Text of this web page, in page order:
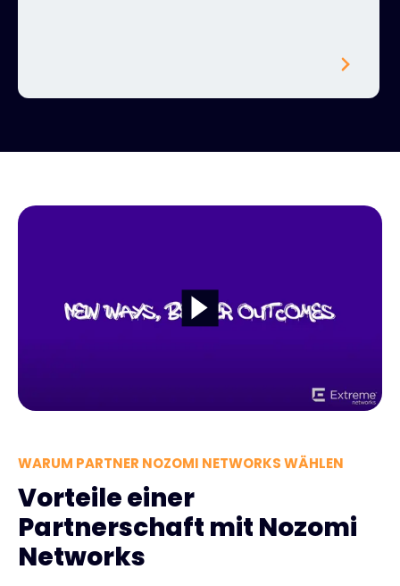
WARUM PARTNER NOZOMI NETWORKS WÄHLEN
Vorteile einer
Partnerschaft mit Nozomi
Networks